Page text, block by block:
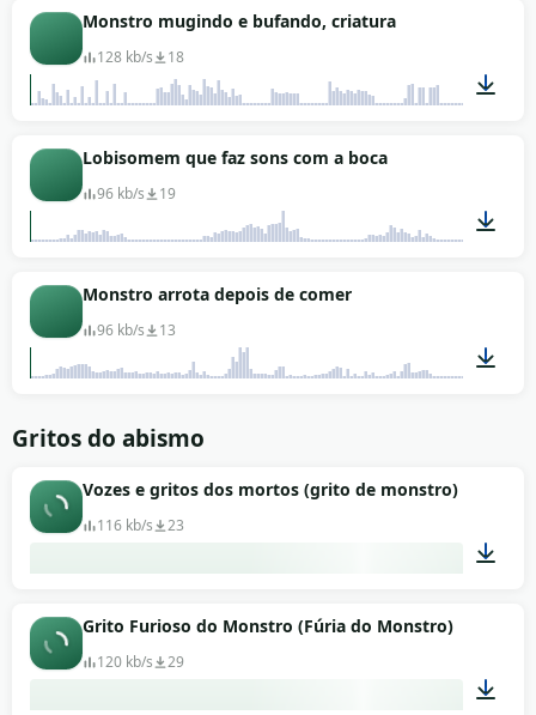
Monstro mugindo e bufando, criatura
128 kb/s 18
Lobisomem que faz sons com a boca
96 kb/s 19
Monstro arrota depois de comer
96 kb/s 13
Gritos do abismo
Vozes e gritos dos mortos (grito de monstro)
116 kb/s 23
Grito Furioso do Monstro (Fúria do Monstro)
120 kb/s 29